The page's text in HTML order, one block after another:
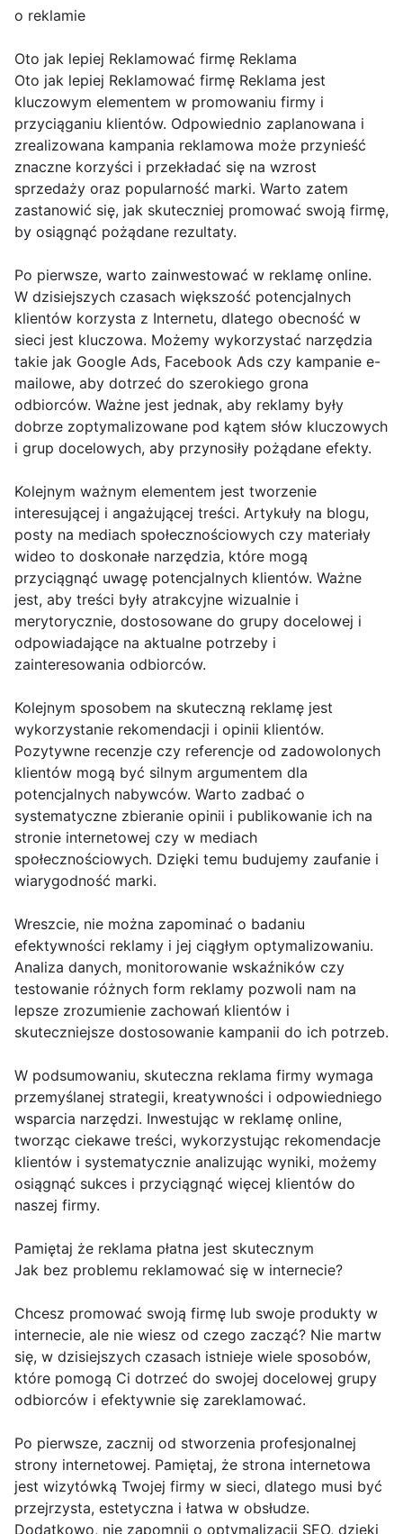
o reklamie
Oto jak lepiej Reklamować firmę Reklama
Oto jak lepiej Reklamować firmę Reklama jest
kluczowym elementem w promowaniu firmy i
przyciąganiu klientów. Odpowiednio zaplanowana i
zrealizowana kampania reklamowa może przynieść
znaczne korzyści i przekładać się na wzrost
sprzedaży oraz popularność marki. Warto zatem
zastanowić się, jak skuteczniej promować swoją firmę,
by osiągnąć pożądane rezultaty.
Po pierwsze, warto zainwestować w reklamę online.
W dzisiejszych czasach większość potencjalnych
klientów korzysta z Internetu, dlatego obecność w
sieci jest kluczowa. Możemy wykorzystać narzędzia
takie jak Google Ads, Facebook Ads czy kampanie e-
mailowe, aby dotrzeć do szerokiego grona
odbiorców. Ważne jest jednak, aby reklamy były
dobrze zoptymalizowane pod kątem słów kluczowych
i grup docelowych, aby przynosiły pożądane efekty.
Kolejnym ważnym elementem jest tworzenie
interesującej i angażującej treści. Artykuły na blogu,
posty na mediach społecznościowych czy materiały
wideo to doskonałe narzędzia, które mogą
przyciągnąć uwagę potencjalnych klientów. Ważne
jest, aby treści były atrakcyjne wizualnie i
merytorycznie, dostosowane do grupy docelowej i
odpowiadające na aktualne potrzeby i
zainteresowania odbiorców.
Kolejnym sposobem na skuteczną reklamę jest
wykorzystanie rekomendacji i opinii klientów.
Pozytywne recenzje czy referencje od zadowolonych
klientów mogą być silnym argumentem dla
potencjalnych nabywców. Warto zadbać o
systematyczne zbieranie opinii i publikowanie ich na
stronie internetowej czy w mediach
społecznościowych. Dzięki temu budujemy zaufanie i
wiarygodność marki.
Wreszcie, nie można zapominać o badaniu
efektywności reklamy i jej ciągłym optymalizowaniu.
Analiza danych, monitorowanie wskaźników czy
testowanie różnych form reklamy pozwoli nam na
lepsze zrozumienie zachowań klientów i
skuteczniejsze dostosowanie kampanii do ich potrzeb.
W podsumowaniu, skuteczna reklama firmy wymaga
przemyślanej strategii, kreatywności i odpowiedniego
wsparcia narzędzi. Inwestując w reklamę online,
tworząc ciekawe treści, wykorzystując rekomendacje
klientów i systematycznie analizując wyniki, możemy
osiągnąć sukces i przyciągnąć więcej klientów do
naszej firmy.
Pamiętaj że reklama płatna jest skutecznym
Jak bez problemu reklamować się w internecie?
Chcesz promować swoją firmę lub swoje produkty w
internecie, ale nie wiesz od czego zacząć? Nie martw
się, w dzisiejszych czasach istnieje wiele sposobów,
które pomogą Ci dotrzeć do swojej docelowej grupy
odbiorców i efektywnie się zareklamować.
Po pierwsze, zacznij od stworzenia profesjonalnej
strony internetowej. Pamiętaj, że strona internetowa
jest wizytówką Twojej firmy w sieci, dlatego musi być
przejrzysta, estetyczna i łatwa w obsłudze.
Dodatkowo, nie zapomnij o optymalizacji SEO, dzięki